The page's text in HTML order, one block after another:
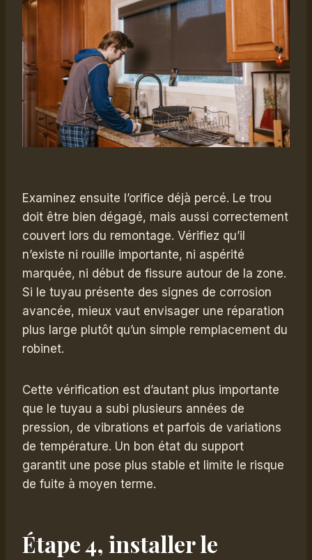
Examinez ensuite l’orifice déjà percé. Le trou
doit être bien dégagé, mais aussi correctement
couvert lors du remontage. Vérifiez qu’il
n’existe ni rouille importante, ni aspérité
marquée, ni début de fissure autour de la zone.
Si le tuyau présente des signes de corrosion
avancée, mieux vaut envisager une réparation
plus large plutôt qu’un simple remplacement du
robinet.
Cette vérification est d’autant plus importante
que le tuyau a subi plusieurs années de
pression, de vibrations et parfois de variations
de température. Un bon état du support
garantit une pose plus stable et limite le risque
de fuite à moyen terme.
Étape 4, installer le